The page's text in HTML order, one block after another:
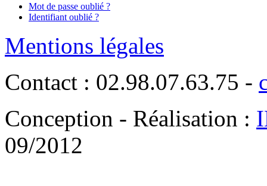
Mot de passe oublié ?
Identifiant oublié ?
Mentions légales
Contact : 02.98.07.63.75 -
Conception - Réalisation :
09/2012